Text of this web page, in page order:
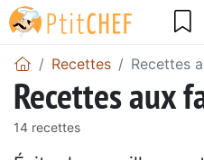
Recettes Recettes
Recettes aux
14 recettes